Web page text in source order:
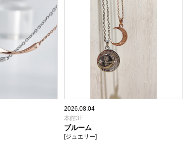
2026.08.04
本館3F
ブルーム
[ジュエリー]